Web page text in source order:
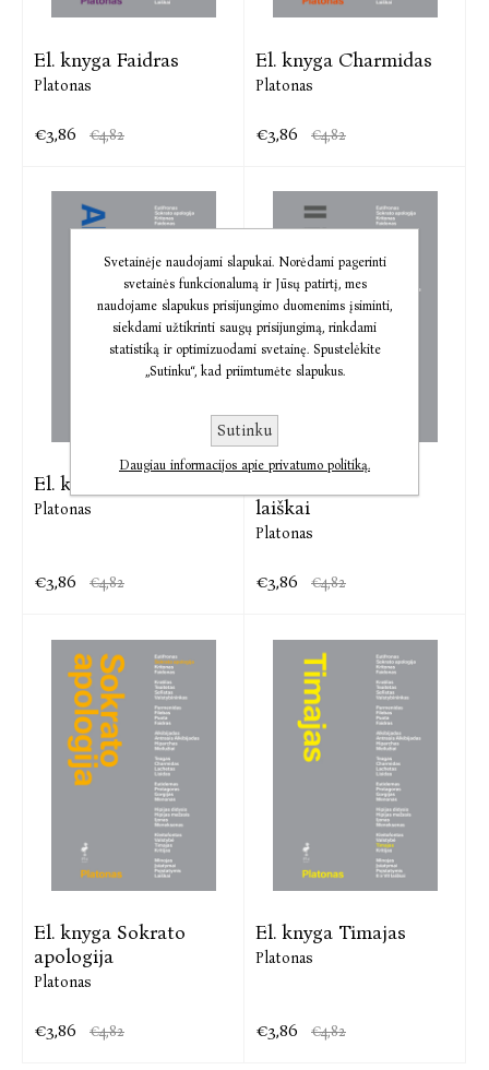
El. knyga Faidras
Platonas
€3,86 €4,82
El. knyga Charmidas
Platonas
€3,86 €4,82
El. knyga Alkibijadas
Platonas
€3,86 €4,82
laiškai
Platonas
€3,86 €4,82
El. knyga Sokrato
apologija
Platonas
€3,86 €4,82
El. knyga Timajas
Platonas
€3,86 €4,82
Svetainėje naudojami slapukai. Norėdami pagerinti
svetainės funkcionalumą ir Jūsų patirtį, mes
naudojame slapukus prisijungimo duomenims įsiminti,
siekdami užtikrinti saugų prisijungimą, rinkdami
statistiką ir optimizuodami svetainę. Spustelėkite
„Sutinku“, kad priimtumėte slapukus.
Sutinku
Daugiau informacijos apie privatumo politiką.